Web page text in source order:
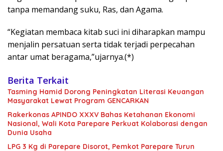
tanpa memandang suku, Ras, dan Agama.
“Kegiatan membaca kitab suci ini diharapkan mampu
menjalin persatuan serta tidak terjadi perpecahan
antar umat beragama,”ujarnya.(*)
Berita Terkait
Tasming Hamid Dorong Peningkatan Literasi Keuangan
Masyarakat Lewat Program GENCARKAN
Rakerkonas APINDO XXXV Bahas Ketahanan Ekonomi
Nasional, Wali Kota Parepare Perkuat Kolaborasi dengan
Dunia Usaha
LPG 3 Kg di Parepare Disorot, Pemkot Parepare Turun